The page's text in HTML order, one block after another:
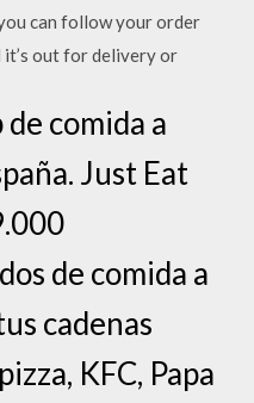
can follow your order
out for delivery or
comida a
Just Eat
de comida a
cadenas
KFC, Papa